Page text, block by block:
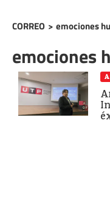
CORREO > emociones
emociones